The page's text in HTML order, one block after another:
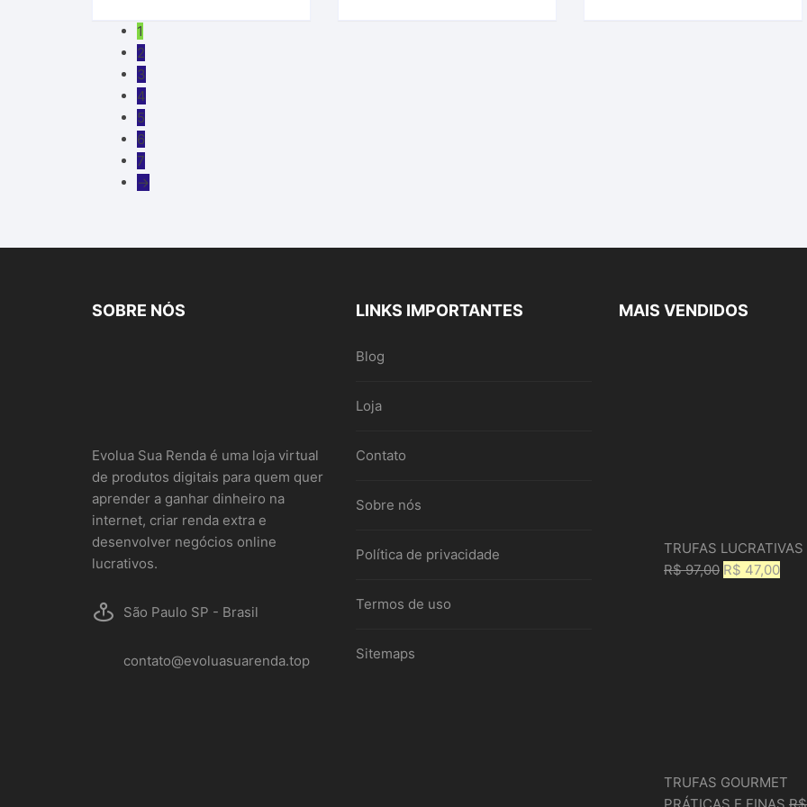
1
2
3
4
5
6
7
→
SOBRE NÓS
Evolua Sua Renda é uma loja virtual
de produtos digitais para quem quer
aprender a ganhar dinheiro na
internet, criar renda extra e
desenvolver negócios online
lucrativos.
São Paulo SP - Brasil
contato@evoluasuarenda.top
LINKS IMPORTANTES
Blog
Loja
Contato
Sobre nós
Política de privacidade
Termos de uso
Sitemaps
MAIS VENDIDOS
TRUFAS LUCRATIVAS
R$97,00 O
R$ 47,00O
TRUFAS GOURMET